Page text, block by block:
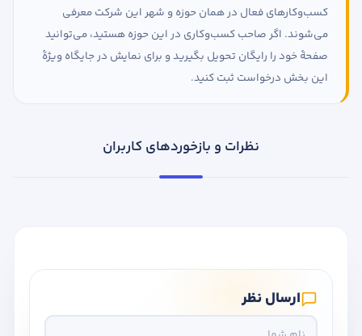
کسب‌وکارهای فعال در همان حوزه و شهر این شرکت معرفی
می‌شوند. اگر صاحب کسب‌وکاری در این حوزه هستید، می‌توانید
صفحهٔ خود را رایگان تحویل بگیرید و برای نمایش در جایگاه ویژهٔ
این بخش درخواست ثبت کنید.
نظرات و بازخوردهای کاربران
ارسال نظر